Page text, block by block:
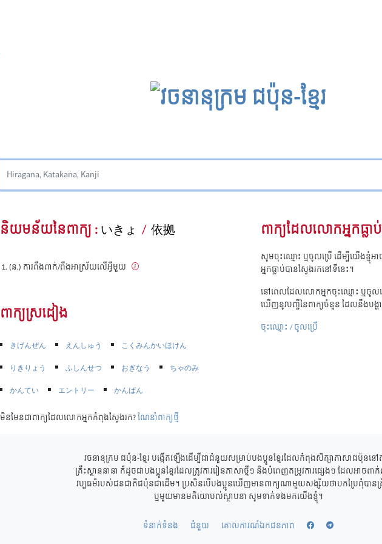
និយមន័យនៃពាក្យ :いきょ / 依拠
(ន.) ការពឹងពាក់/ពឹងអាស្រ័យលើអ្វីមួយ
ពាក្យស្រដៀង
きげんぜん えんしゅう
こくみんかいほけん
りきりょう
ふしんせつ おぎなう
ちゃのみ
かんてい
エントリー かんばん
មិនមែនជាពាក្យដែលលោកអ្នកកំពុងស្វែងរក?ណែនាំពាក្យថ្មី
ពាក្យដែលលោកអ្នកធ្លា
សូមចុះឈ្មោះ ឬចូលប្រើ ដើម្បីយើងខ្ញុំអ
អ្នកធ្លាប់បានស្វែងរកនៅទីនេះ។
នៅពេលដែលលោកអ្នកចុះឈ្មោះ ឬចូល
ឃើញនូវបញ្ជីនៃពាក្យចំនួន ដែលនឹងបង្
ចុះឈ្មោះ / ចូលប្រើ
វចនានុក្រម ជប៉ុន-ខ្មែរ បង្កើតឡើងដើម្បីជាជំនួយសម្រាប់បងប្អូនខ្មែរដែលកំពុងសិក្សាភាសាជប៉ុននៅ
គ្រឹះស្ថាននានា ក៏ដូចជាបងប្អូនខ្មែរដែលត្រូវការរៀនភាសាថ្មីៗ និងបំពេញតម្រូវការផ្សេងៗ ដែលអាចពា
វប្បធម៌របស់ជនជាតិជប៉ុនជាដើម។ ប្រសិនបើបងប្អូនឃើញមានពាក្យណាមួយសង្ស័យថាបកប្រែពុំបានត្
ឬមួយមានមតិយោបល់ស្ថាបនា សូមទាក់ទងមកយើងខ្ញុំ។
ទំនាក់ទំនង ជំនួយ គោលការណ៍ឯកជនភាព